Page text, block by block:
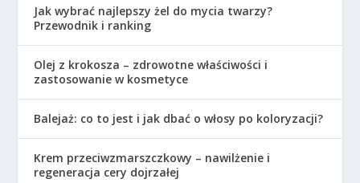
Jak wybrać najlepszy żel do mycia twarzy?
Przewodnik i ranking
Olej z krokosza – zdrowotne właściwości i
zastosowanie w kosmetyce
Balejaż: co to jest i jak dbać o włosy po koloryzacji?
Krem przeciwzmarszczkowy – nawilżenie i
regeneracja cery dojrzałej